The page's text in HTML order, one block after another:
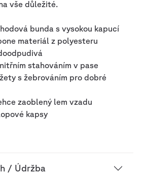
vše důležité.
bunda s vysokou kapucí
materiál z polyesteru
stahováním v pase
s žebrováním pro dobré
zaoblený lem vzadu
kapsy
/ Údržba